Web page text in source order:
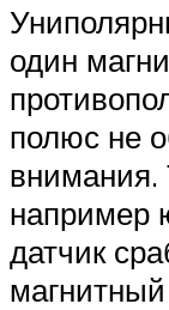
один
полюс не
внимания.
например
датчик